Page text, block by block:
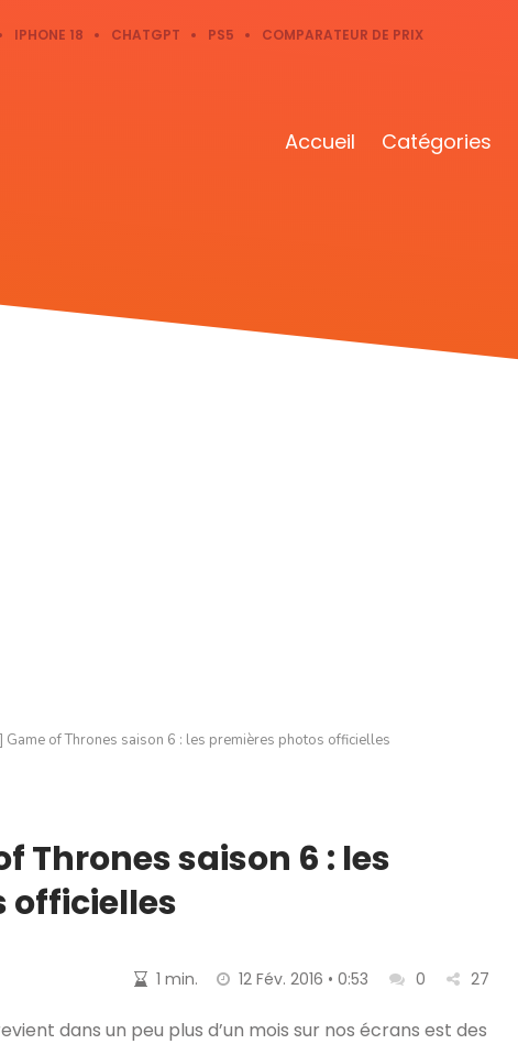
IPHONE 18 CHATGPT PS5 COMPARATEUR DE PRIX
Accueil Catégories
Game of Thrones saison 6 : les premières photos officielles
Thrones saison 6 : les
officielles
1 min. 12 Fév. 2016 • 0:53 0 27
dans un peu plus d’un mois sur nos écrans est des